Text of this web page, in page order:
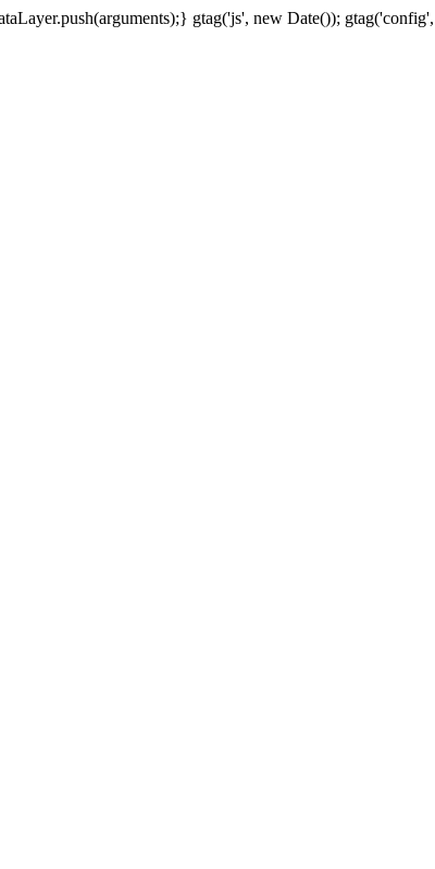
gtag('js', new Date());